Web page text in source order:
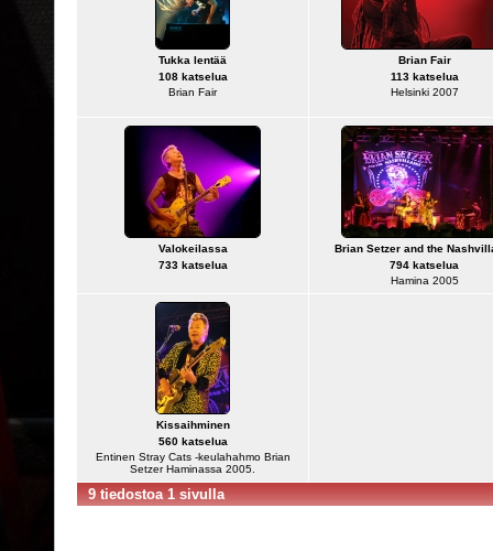
Tukka lentää
108 katselua
Brian Fair
Brian Fair
113 katselua
Helsinki 2007
Valokeilassa
733 katselua
Brian Setzer and the
794 katselua
Hamina 2005
Kissaihminen
560 katselua
Entinen Stray Cats -keulahahmo Brian
Setzer Haminassa 2005.
9 tiedostoa 1 sivulla